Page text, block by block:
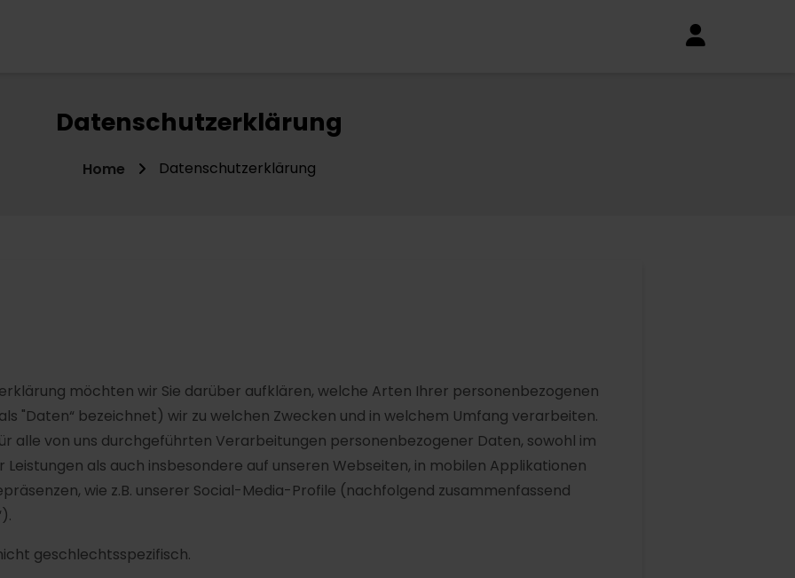
Datenschutzerklärung
Home Datenschutzerklärung
möchten wir Sie darüber aufklären, welche Arten Ihrer personenbezogenen
"Daten“ bezeichnet) wir zu welchen Zwecken und in welchem Umfang verarbeiten.
alle von uns durchgeführten Verarbeitungen personenbezogener Daten, sowohl im
Leistungen als auch insbesondere auf unseren Webseiten, in mobilen Applikationen
wie z.B. unserer Social-Media-Profile (nachfolgend zusammenfassend
geschlechtsspezifisch.